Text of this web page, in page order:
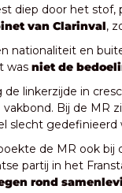
diep door het stof,
van Clarinval,
nationaliteit en
was niet de
linkerzijde in
vakbond. Bij de MR
slecht gedefinieerd
de MR ook
rond